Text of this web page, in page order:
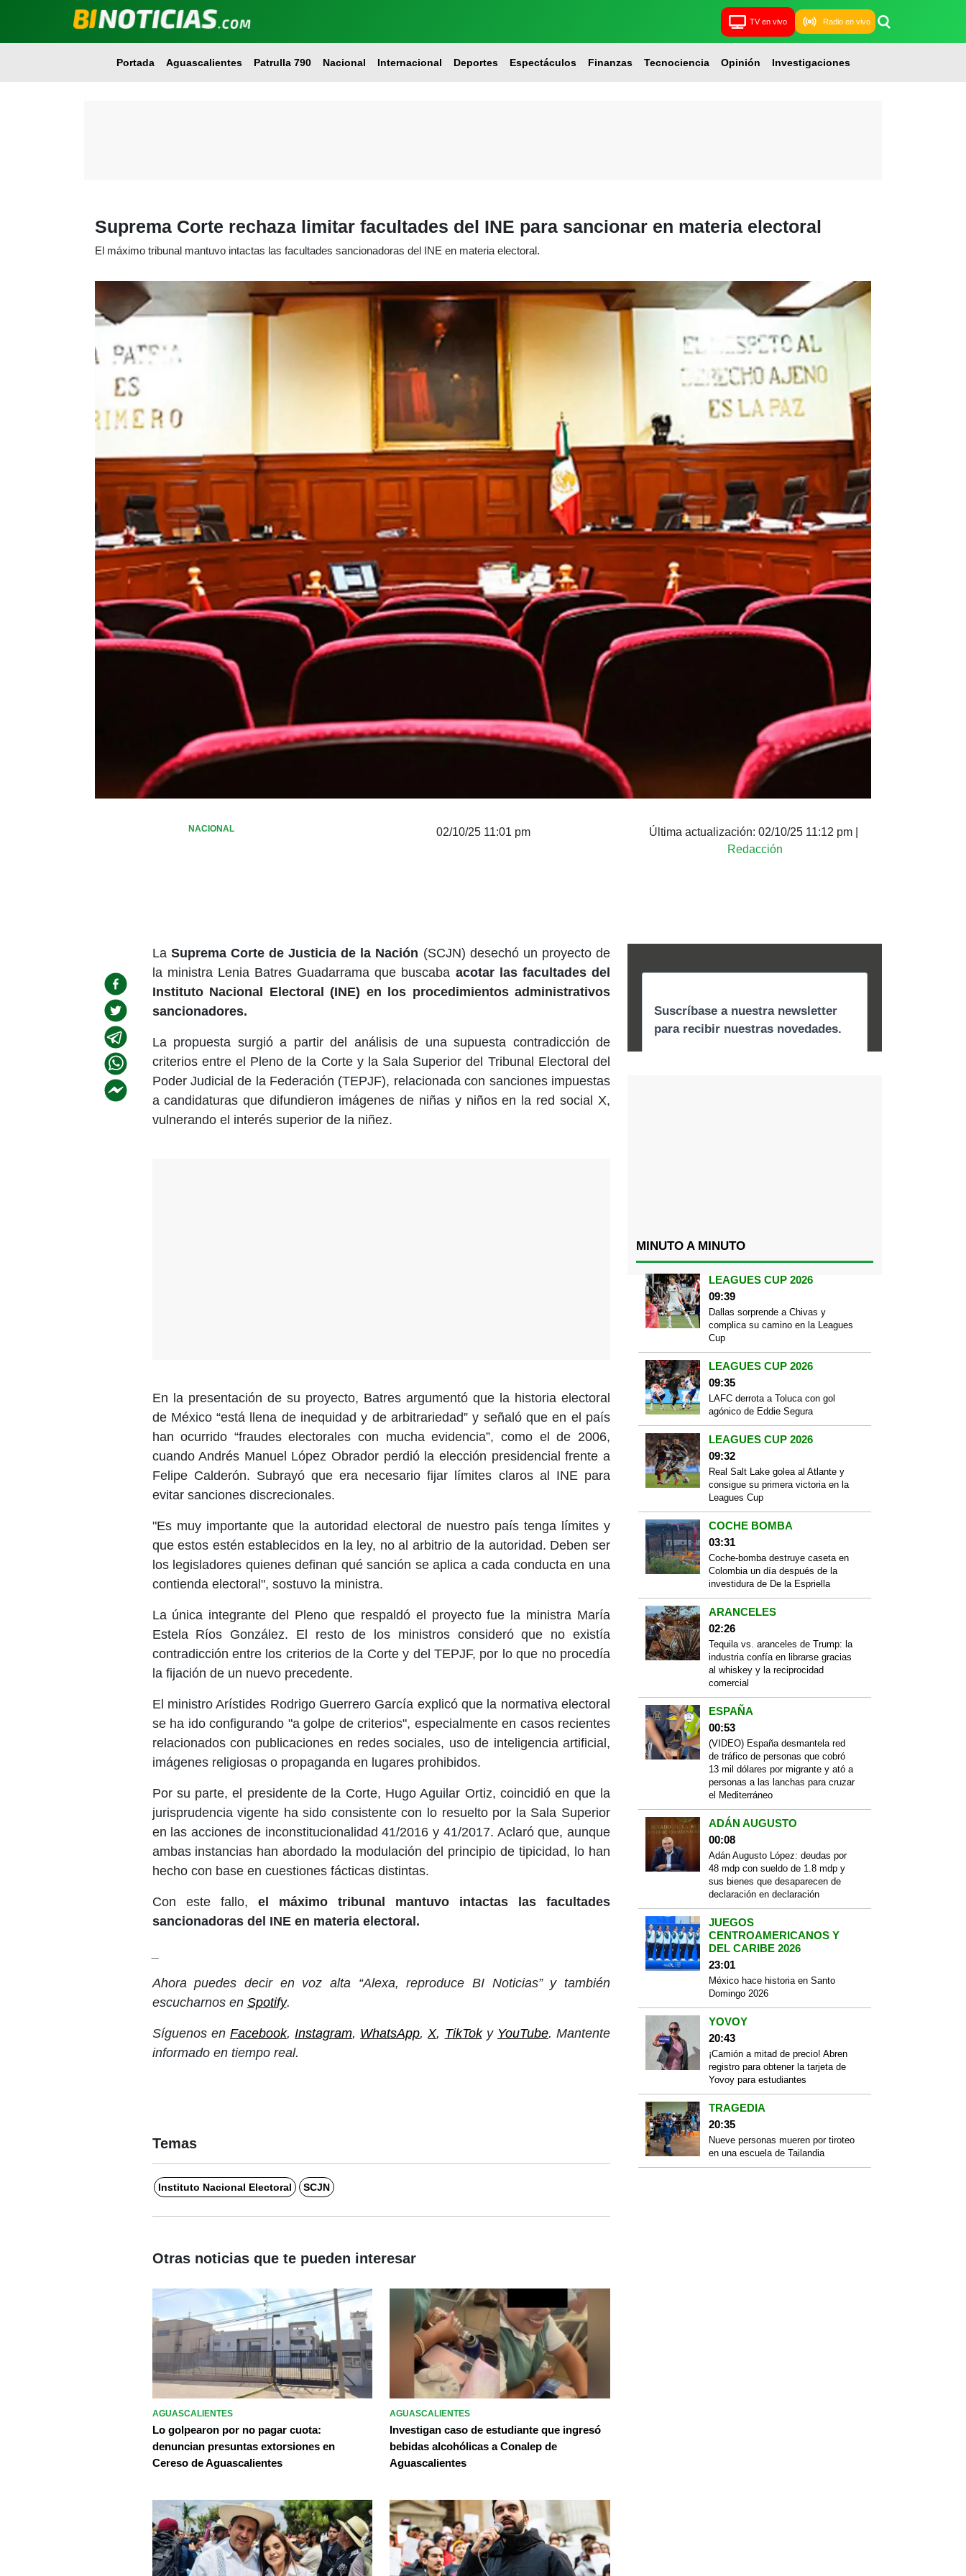
TV en vivo Radio en vivo
Portada Aguascalientes Patrulla 790 Nacional Internacional Deportes Espectáculos Finanzas Tecnociencia Opinión Investigaciones
Suprema Corte rechaza limitar facultades del INE para sancionar en materia electoral
El máximo tribunal mantuvo intactas las facultades sancionadoras del INE en materia electoral.
NACIONAL 02/10/25 11:01 pm Última actualización: 02/10/25 11:12 pm|
Redacción
La Suprema Corte de Justicia de la Nación (SCJN) desechó un proyecto de
la ministra Lenia Batres Guadarrama que buscaba acotar las facultades del
Instituto Nacional Electoral (INE) en los procedimientos administrativos
sancionadores.
La propuesta surgió a partir del análisis de una supuesta contradicción de
criterios entre el Pleno de la Corte y la Sala Superior del Tribunal Electoral del
Poder Judicial de la Federación (TEPJF), relacionada con sanciones impuestas
a candidaturas que difundieron imágenes de niñas y niños en la red social X,
vulnerando el interés superior de la niñez.
En la presentación de su proyecto, Batres argumentó que la historia electoral
de México “está llena de inequidad y de arbitrariedad” y señaló que en el país
han ocurrido “fraudes electorales con mucha evidencia”, como el de 2006,
cuando Andrés Manuel López Obrador perdió la elección presidencial frente a
Felipe Calderón. Subrayó que era necesario fijar límites claros al INE para
evitar sanciones discrecionales.
"Es muy importante que la autoridad electoral de nuestro país tenga límites y
que estos estén establecidos en la ley, no al arbitrio de la autoridad. Deben ser
los legisladores quienes definan qué sanción se aplica a cada conducta en una
contienda electoral", sostuvo la ministra.
La única integrante del Pleno que respaldó el proyecto fue la ministra María
Estela Ríos González. El resto de los ministros consideró que no existía
contradicción entre los criterios de la Corte y del TEPJF, por lo que no procedía
la fijación de un nuevo precedente.
El ministro Arístides Rodrigo Guerrero García explicó que la normativa electoral
se ha ido configurando "a golpe de criterios", especialmente en casos recientes
relacionados con publicaciones en redes sociales, uso de inteligencia artificial,
imágenes religiosas o propaganda en lugares prohibidos.
Por su parte, el presidente de la Corte, Hugo Aguilar Ortiz, coincidió en que la
jurisprudencia vigente ha sido consistente con lo resuelto por la Sala Superior
en las acciones de inconstitucionalidad 41/2016 y 41/2017. Aclaró que, aunque
ambas instancias han abordado la modulación del principio de tipicidad, lo han
hecho con base en cuestiones fácticas distintas.
Con este fallo, el máximo tribunal mantuvo intactas las facultades
sancionadoras del INE en materia electoral.
Ahora puedes decir en voz alta “Alexa, reproduce BI Noticias” y también
escucharnos en Spotify.
Síguenos en Facebook,Instagram, WhatsApp,X, TikToky YouTube. Mantente
informado en tiempo real.
Temas
Instituto Nacional Electoral SCJN
MINUTO A MINUTO
LEAGUES CUP 2026
09:39
Dallas sorprende a Chivas y
complica su camino en la Leagues
Cup
LEAGUES CUP 2026
09:35
LAFC derrota a Toluca con gol
agónico de Eddie Segura
LEAGUES CUP 2026
09:32
Real Salt Lake golea al Atlante y
consigue su primera victoria en la
Leagues Cup
COCHE BOMBA
03:31
Coche-bomba destruye caseta en
Colombia un día después de la
investidura de De la Espriella
ARANCELES
02:26
Tequila vs. aranceles de Trump: la
industria confía en librarse gracias
al whiskey y la reciprocidad
comercial
ESPAÑA
00:53
(VIDEO) España desmantela red
de tráfico de personas que cobró
13 mil dólares por migrante y ató a
personas a las lanchas para cruzar
el Mediterráneo
ADÁN AUGUSTO
00:08
Adán Augusto López: deudas por
48 mdp con sueldo de 1.8 mdp y
sus bienes que desaparecen de
declaración en declaración
JUEGOS
CENTROAMERICANOS Y
DEL CARIBE 2026
23:01
México hace historia en Santo
Domingo 2026
YOVOY
20:43
¡Camión a mitad de precio! Abren
registro para obtener la tarjeta de
Yovoy para estudiantes
TRAGEDIA
20:35
Nueve personas mueren por tiroteo
en una escuela de Tailandia
Otras noticias que te pueden interesar
AGUASCALIENTES
Lo golpearon por no pagar cuota:
denuncian presuntas extorsiones en
Cereso de Aguascalientes
AGUASCALIENTES
Investigan caso de estudiante que ingresó
bebidas alcohólicas a Conalep de
Aguascalientes